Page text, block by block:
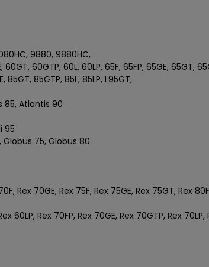
9080HC, 9880, 9880HC,
60GT, 60GTP, 60L, 60LP, 65F, 65FP, 65GE, 65GT,
85GT, 85GTP, 85L, 85LP, L95GT,
85, Atlantis 90
95
Globus 75, Globus 80
Rex 70GE, Rex 75F, Rex 75GE, Rex 75GT, Rex
60LP, Rex 70FP, Rex 70GE, Rex 70GTP, Rex